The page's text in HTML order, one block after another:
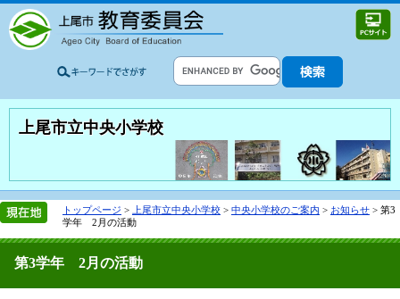
上尾市立中央小学校
トップページ > 上尾市立中央小学校 > 中央小学校のご案内 > お知らせ > 第3
学年 2月の活動
第3学年 2月の活動